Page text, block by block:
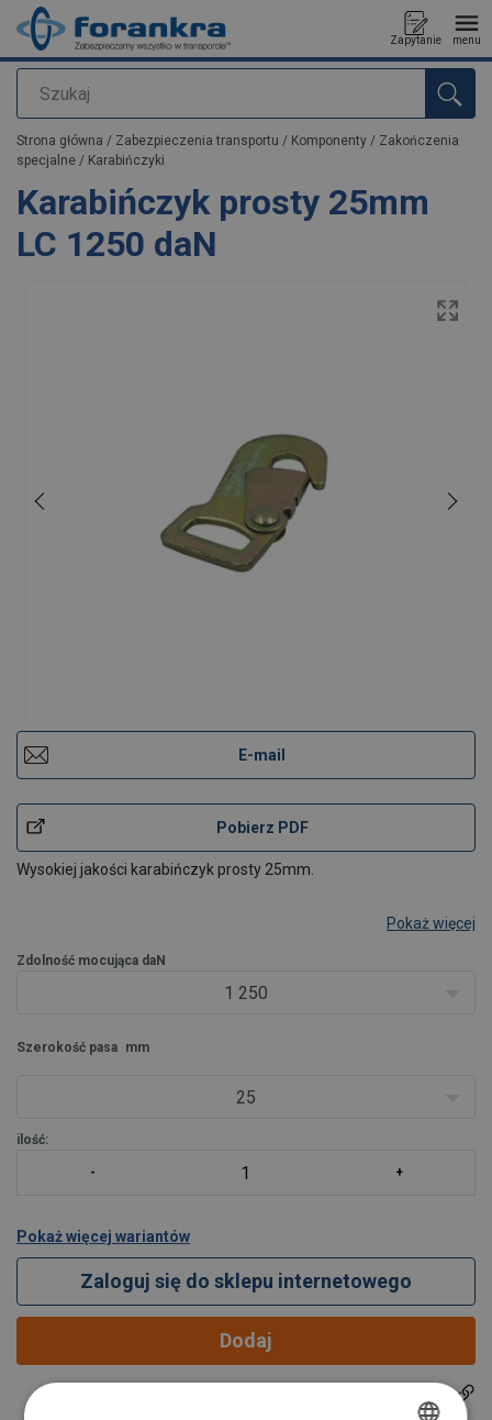
Szukaj
Zapytanie menu
Dodano do zapytania
Strona główna / Zabezpieczenia transportu / Komponenty / Zakończenia
specjalne / Karabińczyki
Karabińczyk prosty 25mm
LC 1250 daN
E-mail
Pobierz PDF
Wysokiej jakości karabińczyk prosty 25mm.
Pokaż więcej
Zdolność mocująca daN
1 250
Szerokość pasa mm
25
ilość:
Pokaż więcej wariantów
Zaloguj się do sklepu internetowego
Dodaj